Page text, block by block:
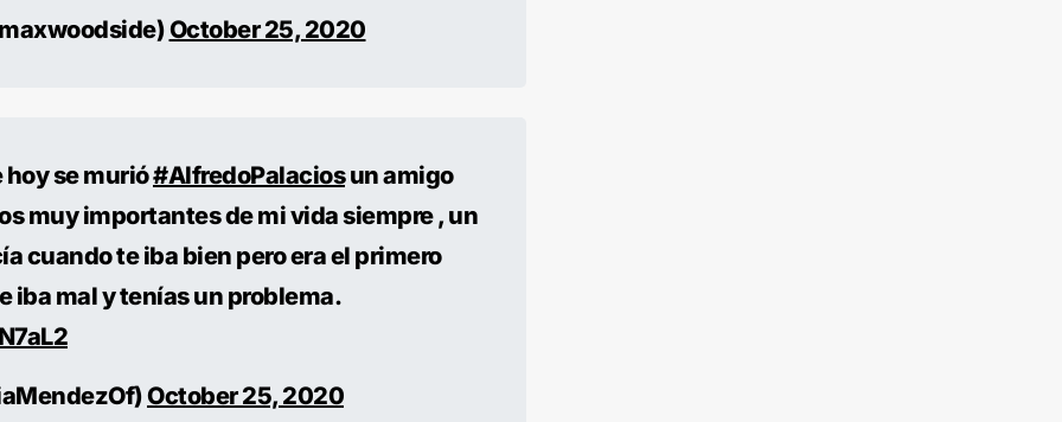
October 25, 2020
se murió#AlfredoPalaciosun amigo
muy importantes de mi vida siempre , un
cuando te iba bien pero era el primero
iba mal y tenías un problema.
October 25, 2020